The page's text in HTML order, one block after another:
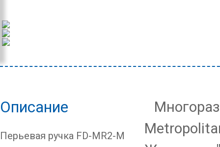
Описание
Перьевая ручка FD-MR2-M